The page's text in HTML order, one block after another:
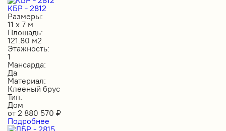
КБР - 2812
Размеры:
11 х 7 м
Площадь:
121.80 м2
Этажность:
1
Мансарда:
Да
Материал:
Клееный брус
Тип:
Дом
от 2 880 570 ₽
Подробнее